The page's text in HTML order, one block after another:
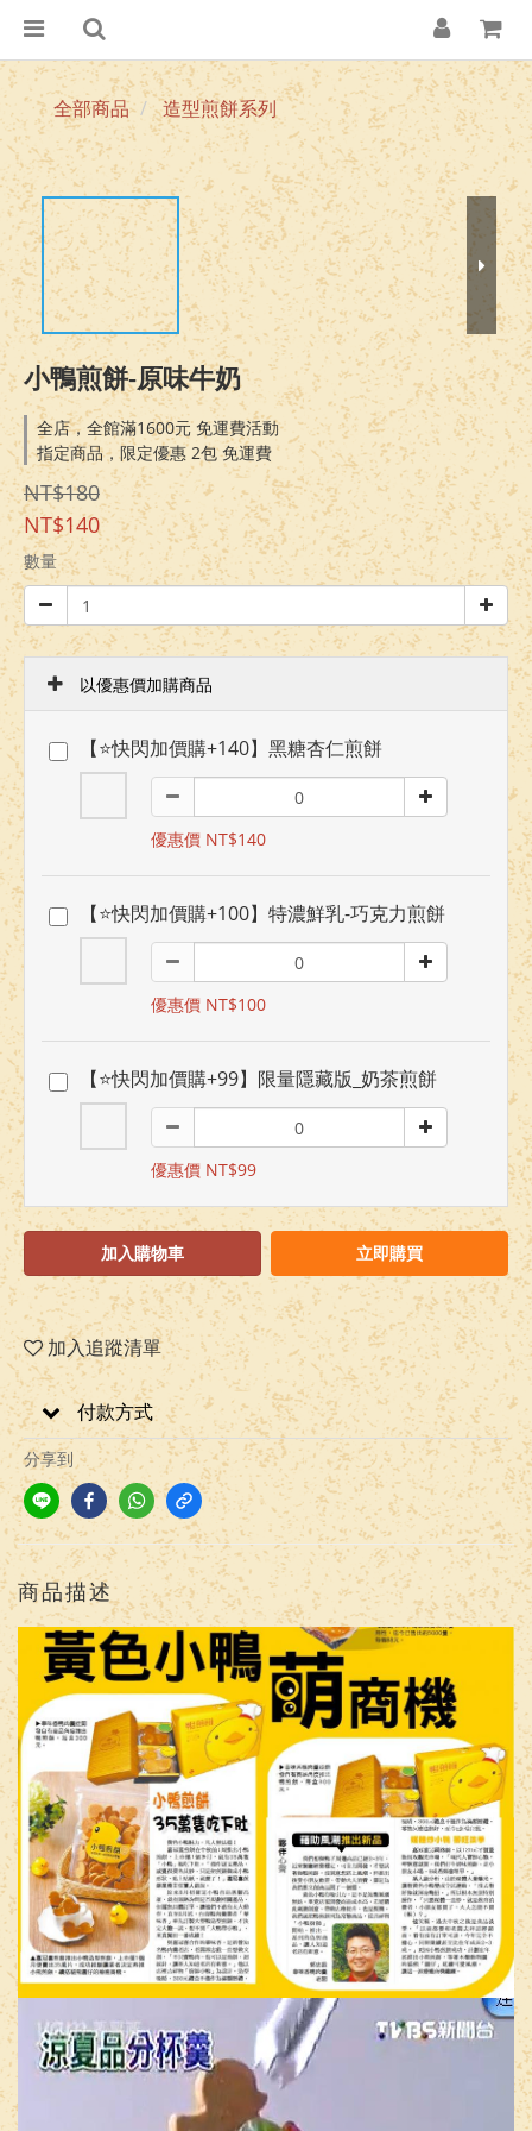
全部商品 造型煎餅系列
小鴨煎餅-原味牛奶
全店，全館滿1600元 免運費活動
指定商品，限定優惠 2包 免運費
NT$180
NT$140
數量
以優惠價加購商品
【⭐快閃加價購+140】黑糖杏仁煎餅
優惠價 NT$140
【⭐快閃加價購+100】特濃鮮乳-巧克力煎餅
優惠價 NT$100
【⭐快閃加價購+99】限量隱藏版_奶茶煎餅
優惠價 NT$99
加入購物車 立即購買
加入追蹤清單
付款方式
分享到
商品描述